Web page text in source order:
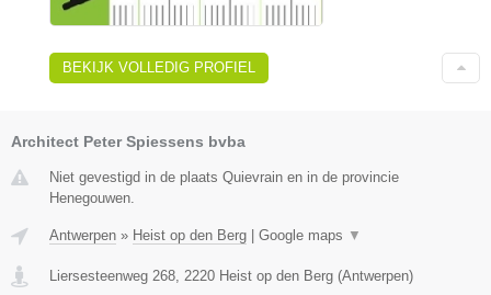
BEKIJK VOLLEDIG PROFIEL
Architect Peter Spiessens bvba
Niet gevestigd in de plaats Quievrain en in de provincie
Henegouwen.
Antwerpen » Heist op den Berg Google maps ▼
Liersesteenweg 268, 2220 Heist op den Berg (Antwerpen)